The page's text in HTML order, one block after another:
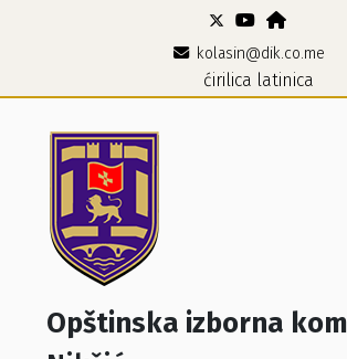
kolasin@dik.co.me
ćirilica latinica
Opštinska izborna